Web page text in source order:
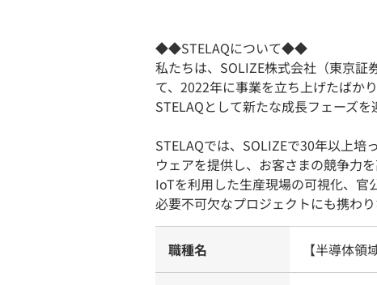
◆◆STELAQについて◆◆
私たちは、SOLIZE株式会社（東京
て、2022年に事業を立ち上げたばか
STELAQとして新たな成長フェーズを
STELAQでは、SOLIZEで30年以上
ウェアを提供し、お客さまの競争力
IoTを利用した生産現場の可視化、官
必要不可欠なプロジェクトにも携わ
職種名 【半導体